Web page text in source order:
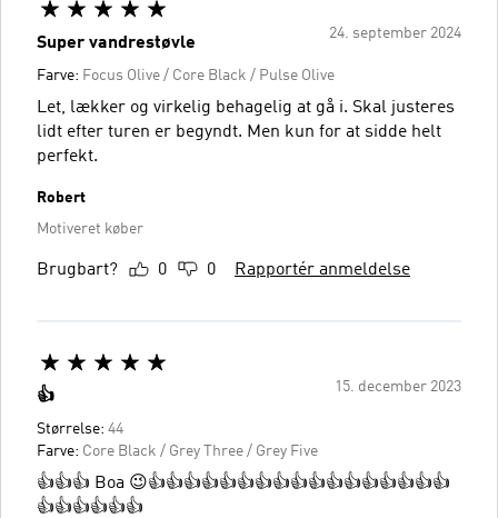
24. september 2024
Super vandrestøvle
Farve: Focus Olive / Core Black / Pulse Olive
Let, lækker og virkelig behagelig at gå i. Skal justeres
lidt efter turen er begyndt. Men kun for at sidde helt
perfekt.
Robert
Motiveret køber
Brugbart? 0 0 Rapportér anmeldelse
15. december 2023
👍
Størrelse: 44
Farve: Core Black / Grey Three / Grey Five
👍👍👍 Boa 😉👍👍👍👍👍👍👍👍👍👍👍👍👍👍👍👍👍
👍👍👍👍👍👍